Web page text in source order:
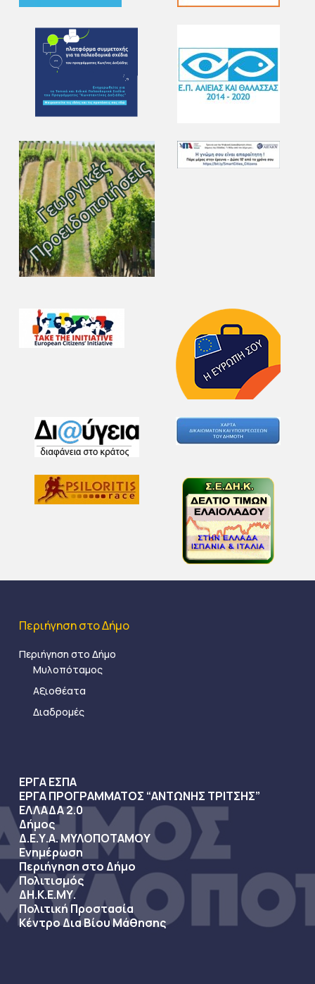
Περιήγηση στο Δήμο
Περιήγηση στο Δήμο
Μυλοπόταμος
Αξιοθέατα
Διαδρομές
ΕΡΓΑ ΕΣΠΑ
ΕΡΓΑ ΠΡΟΓΡΑΜΜΑΤΟΣ “ΑΝΤΩΝΗΣ ΤΡΙΤΣΗΣ”
ΕΛΛΑΔΑ 2.0
Δήμος
Δ.Ε.Υ.Α. ΜΥΛΟΠΟΤΑΜΟΥ
Ενημέρωση
Περιήγηση στο Δήμο
Πολιτισμός
ΔΗ.Κ.Ε.ΜΥ.
Πολιτική Προστασία
Κέντρο Δια Βίου Μάθησης